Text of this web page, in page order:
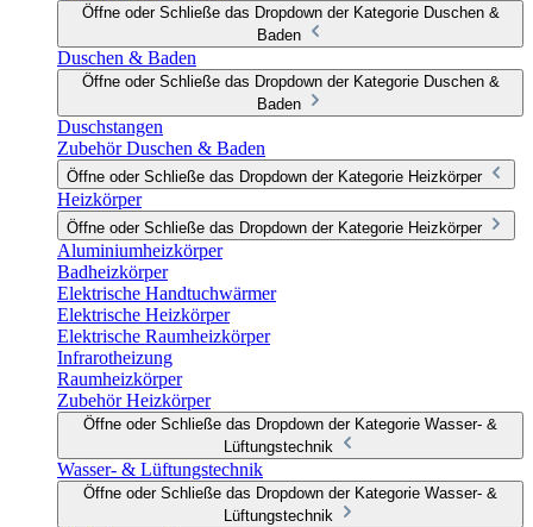
Öffne oder Schließe das Dropdown der Kategorie Duschen &
Baden
Duschen & Baden
Öffne oder Schließe das Dropdown der Kategorie Duschen &
Baden
Duschstangen
Zubehör Duschen & Baden
Öffne oder Schließe das Dropdown der Kategorie Heizkörper
Heizkörper
Öffne oder Schließe das Dropdown der Kategorie Heizkörper
Aluminiumheizkörper
Badheizkörper
Elektrische Handtuchwärmer
Elektrische Heizkörper
Elektrische Raumheizkörper
Infrarotheizung
Raumheizkörper
Zubehör Heizkörper
Öffne oder Schließe das Dropdown der Kategorie Wasser- &
Lüftungstechnik
Wasser- & Lüftungstechnik
Öffne oder Schließe das Dropdown der Kategorie Wasser- &
Lüftungstechnik